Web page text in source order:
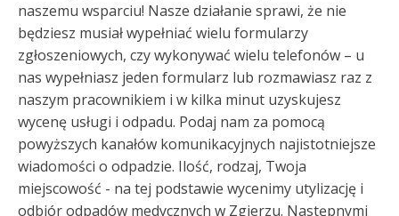
naszemu wsparciu! Nasze działanie sprawi, że nie
będziesz musiał wypełniać wielu formularzy
zgłoszeniowych, czy wykonywać wielu telefonów – u
nas wypełniasz jeden formularz lub rozmawiasz raz z
naszym pracownikiem i w kilka minut uzyskujesz
wycenę usługi i odpadu. Podaj nam za pomocą
powyższych kanałów komunikacyjnych najistotniejsze
wiadomości o odpadzie. Ilość, rodzaj, Twoja
miejscowość - na tej podstawie wycenimy utylizację i
odbiór odpadów medycznych w Zgierzu. Następnymi